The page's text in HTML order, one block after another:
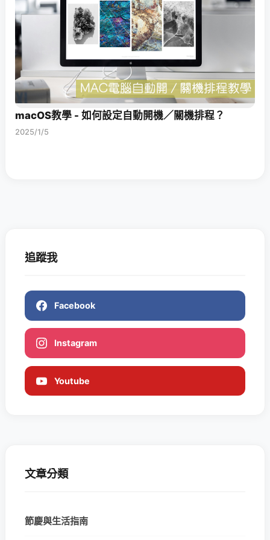
macOS教學 - 如何設定自動開機／關機排程？
2025/1/5
追蹤我
Facebook
Instagram
Youtube
文章分類
節慶與生活指南